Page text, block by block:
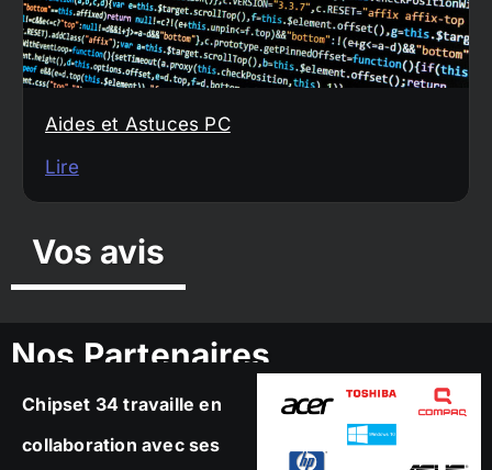
Aides et Astuces PC
Lire
Vos avis
Nos Partenaires
Chipset 34 travaille en
collaboration avec ses